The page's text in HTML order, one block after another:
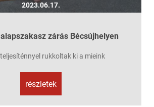
2023.06.17.
zárás Bécsújhelyen
rukkoltak ki a mieink
részletek